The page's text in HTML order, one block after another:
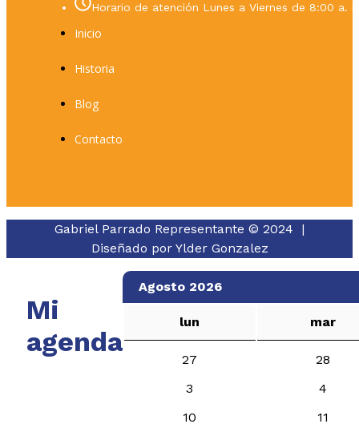
Horario de atención Lunes a Viernes de 8:00 a.
Inicio
Historia
Blog
Contacto
Gabriel Parrado Representante © 2024 |
Diseñado por Ylder Gonzalez
Mi
agenda
Agosto 2026
lun mar
27
28
3
4
10
11